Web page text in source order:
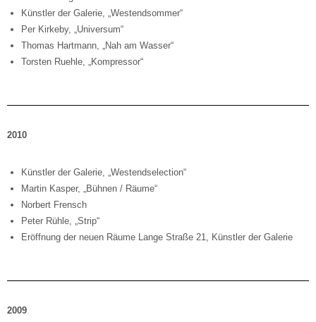
Künstler der Galerie, „Westendsommer“
Per Kirkeby, „Universum“
Thomas Hartmann, „Nah am Wasser“
Torsten Ruehle, „Kompressor“
2010
Künstler der Galerie, „Westendselection“
Martin Kasper, „Bühnen / Räume“
Norbert Frensch
Peter Rühle, „Strip“
Eröffnung der neuen Räume Lange Straße 21, Künstler der Galerie
2009